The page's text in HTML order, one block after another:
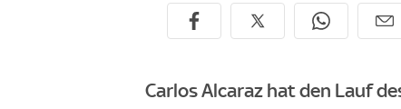
Carlos Alcaraz hat den Lauf